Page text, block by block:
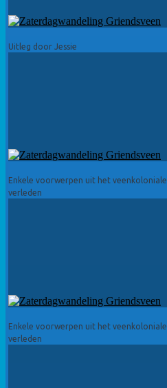
Uitleg door Jessie
Enkele voorwerpen uit het veenkoloniale
verleden
Enkele voorwerpen uit het veenkoloniale
verleden